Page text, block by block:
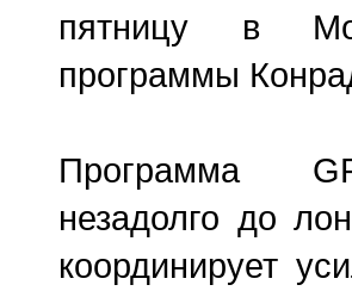
пятницу в
программы
Программа
незадолго до
координирует